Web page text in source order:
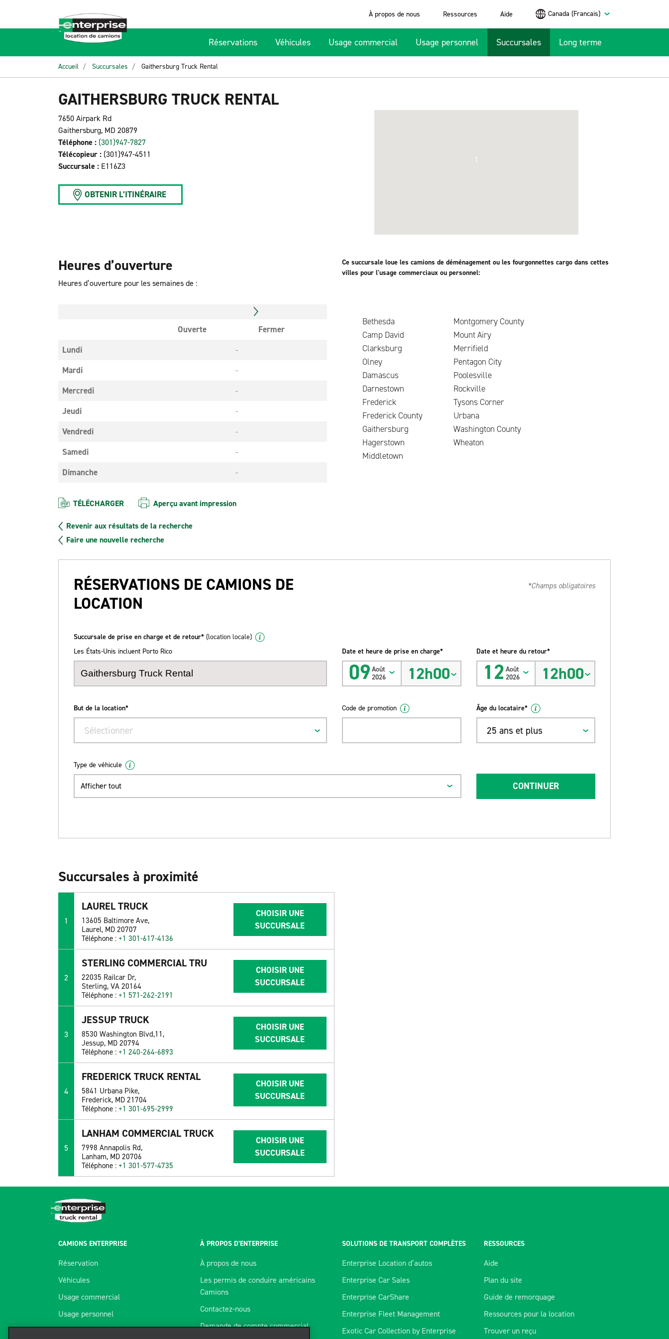
À propos de nous Ressources Aide Canada (Francais)
Réservations Véhicules Usage commercial Usage personnel Succursales Long terme
Accueil Succursales Gaithersburg Truck Rental
GAITHERSBURG TRUCK RENTAL
7650 Airpark Rd
Gaithersburg, MD 20879
Téléphone : (301)947-7827
Télécopieur : (301)947-4511
Succursale : E116Z3
OBTENIR L’ITINÉRAIRE
1
Heures d’ouverture
Heures d’ouverture pour les semaines de :
Ouverte
Fermer
Lundi
-
Mardi
-
Mercredi
-
Jeudi
-
Vendredi
-
Samedi
-
Dimanche
-
Ce succursale loue les camions de déménagement ou les fourgonnettes cargo dans cettes
villes pour l'usage commerciaux ou personnel:
Bethesda
Montgomery County
Camp David
Mount Airy
Clarksburg
Merrifield
Olney
Pentagon City
Damascus
Poolesville
Darnestown
Rockville
Frederick
Tysons Corner
Frederick County
Urbana
Gaithersburg
Washington County
Hagerstown Wheaton
Middletown
TÉLÉCHARGER Aperçu avant impression
Revenir aux résultats de la recherche
Faire une nouvelle recherche
RÉSERVATIONS DE CAMIONS DE
LOCATION
*Champs obligatoires
Succursale de prise en charge et de retour* (location locale)
Les États-Unis incluent Porto Rico
Date et heure de prise en charge*
09 Août
2026
12h00
Date et heure du retour*
12 Août
2026
12h00
But de la location*
Sélectionner
Code de promotion Âge du locataire*
25 ans et plus
Type de véhicule
Afficher tout CONTINUER
Succursales à proximité
1
LAUREL TRUCK
13605 Baltimore Ave,
Laurel, MD 20707
Téléphone :+1 301-617-4136
CHOISIR UNE
SUCCURSALE
2
STERLING COMMERCIAL TRU
22035 Railcar Dr,
Sterling, VA 20164
Téléphone :+1 571-262-2191
CHOISIR UNE
SUCCURSALE
3
JESSUP TRUCK
8530 Washington Blvd,11,
Jessup, MD 20794
Téléphone :+1 240-264-6893
CHOISIR UNE
SUCCURSALE
4
FREDERICK TRUCK RENTAL
5841 Urbana Pike,
Frederick, MD 21704
Téléphone :+1 301-695-2999
CHOISIR UNE
SUCCURSALE
5
LANHAM COMMERCIAL TRUCK
7998 Annapolis Rd,
Lanham, MD 20706
Téléphone :+1 301-577-4735
CHOISIR UNE
SUCCURSALE
CAMIONS ENTERPRISE
Réservation
Véhicules
Usage commercial
Usage personnel
Succursales
À PROPOS D’ENTERPRISE
À propos de nous
Les permis de conduire américains
Camions
Contactez-nous
Demande de compte commercial
SOLUTIONS DE TRANSPORT COMPLÈTES
Enterprise Location d’autos
Enterprise Car Sales
Enterprise CarShare
Enterprise Fleet Management
Exotic Car Collection by Enterprise
RESSOURCES
Aide
Plan du site
Guide de remorquage
Ressources pour la location
Trouver un reçu